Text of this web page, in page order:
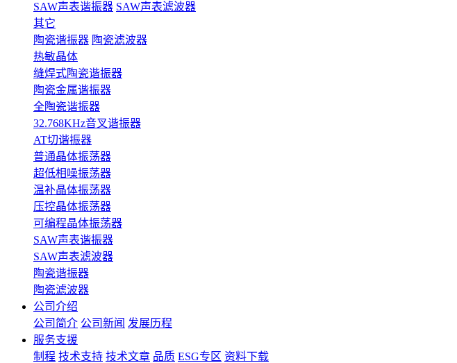
SAW声表谐振器 SAW声表滤波器
其它
陶瓷谐振器 陶瓷滤波器
热敏晶体
缝焊式陶瓷谐振器
陶瓷金属谐振器
全陶瓷谐振器
32.768KHz音叉谐振器
AT切谐振器
普通晶体振荡器
超低相噪振荡器
温补晶体振荡器
压控晶体振荡器
可编程晶体振荡器
SAW声表谐振器
SAW声表滤波器
陶瓷谐振器
陶瓷滤波器
公司介绍
公司简介 公司新闻 发展历程
服务支援
制程 技术支持 技术文章 品质 ESG专区 资料下载